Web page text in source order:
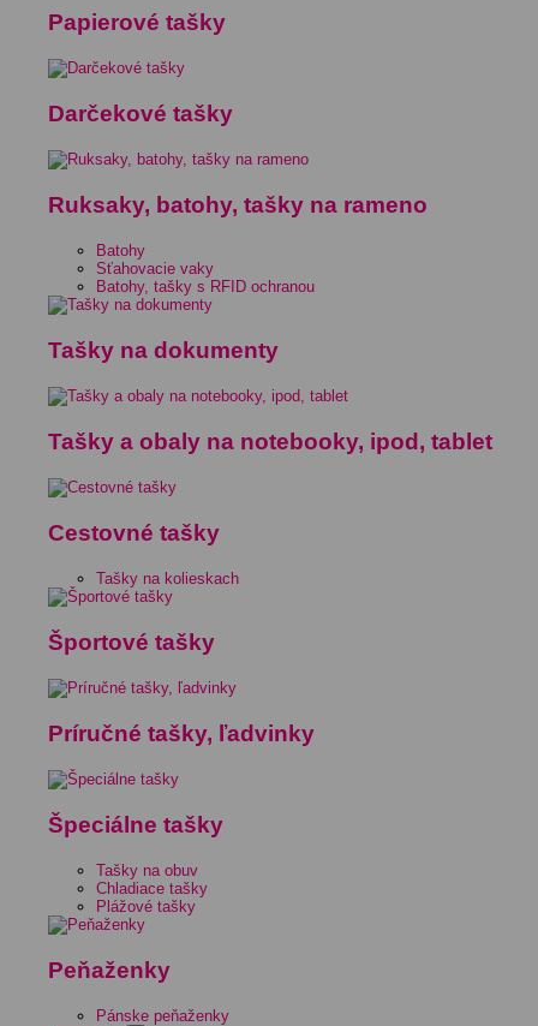
Papierové tašky
Darčekové tašky
Ruksaky, batohy, tašky na rameno
Batohy
Sťahovacie vaky
Batohy, tašky s RFID ochranou
Tašky na dokumenty
Tašky a obaly na notebooky, ipod, tablet
Cestovné tašky
Tašky na kolieskach
Športové tašky
Príručné tašky, ľadvinky
Špeciálne tašky
Tašky na obuv
Chladiace tašky
Plážové tašky
Peňaženky
Pánske peňaženky